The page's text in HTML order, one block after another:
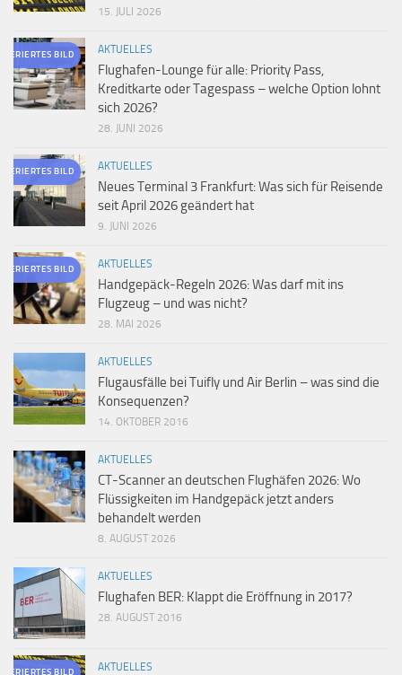
15. JULI 2026
BILD AKTUELLES
Flughafen-Lounge für alle: Priority Pass,
Kreditkarte oder Tagespass – welche Option lohnt
sich 2026?
28. JUNI 2026
BILD AKTUELLES
Neues Terminal 3 Frankfurt: Was sich für Reisende
seit April 2026 geändert hat
9. JUNI 2026
BILD AKTUELLES
Handgepäck-Regeln 2026: Was darf mit ins
Flugzeug – und was nicht?
28. MAI 2026
AKTUELLES
Flugausfälle bei Tuifly und Air Berlin – was sind die
Konsequenzen?
14. OKTOBER 2016
AKTUELLES
CT-Scanner an deutschen Flughäfen 2026: Wo
Flüssigkeiten im Handgepäck jetzt anders
behandelt werden
8. AUGUST 2026
AKTUELLES
Flughafen BER: Klappt die Eröffnung in 2017?
28. AUGUST 2016
BILD AKTUELLES